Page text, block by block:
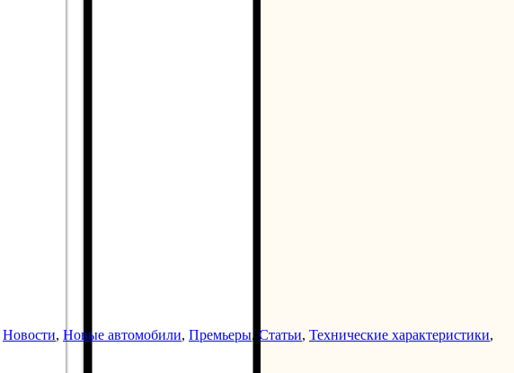
Новости, Новые автомобили, Премьеры, Статьи, Технические характеристики,